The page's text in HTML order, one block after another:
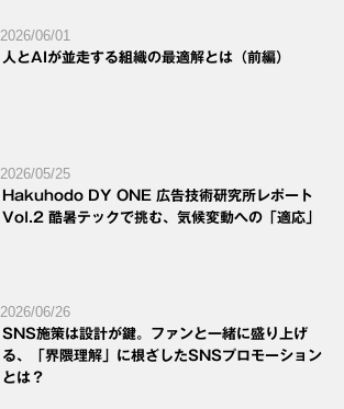
2026/06/01
人とAIが並走する組織の最適解とは（前編）
2026/05/25
Hakuhodo DY ONE 広告技術研究所レポート
Vol.2 酷暑テックで挑む、気候変動への「適応」
2026/06/26
SNS施策は設計が鍵。ファンと一緒に盛り上げ
る、「界隈理解」に根ざしたSNSプロモーション
とは？